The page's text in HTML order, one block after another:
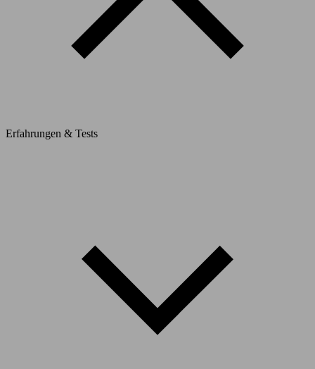
Erfahrungen & Tests